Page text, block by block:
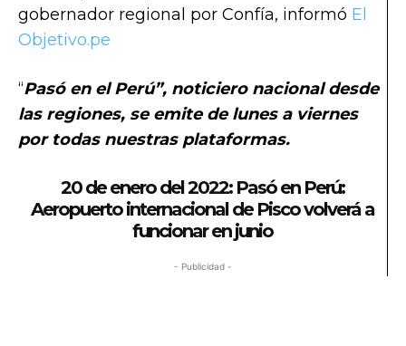
gobernador regional por Confía, informó El
Objetivo.pe
“Pasó en el Perú”, noticiero nacional desde
las regiones, se emite de lunes a viernes
por todas nuestras plataformas.
20 de enero del 2022: Pasó en Perú:
Aeropuerto internacional de Pisco volverá a
funcionar en junio
- Publicidad -